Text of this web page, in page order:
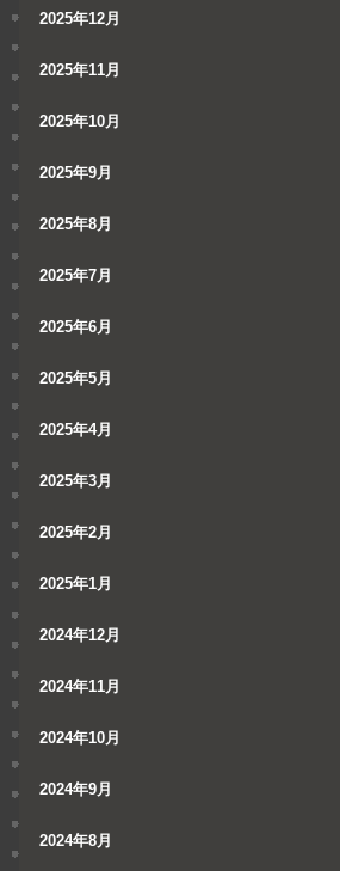
2025年12月
2025年11月
2025年10月
2025年9月
2025年8月
2025年7月
2025年6月
2025年5月
2025年4月
2025年3月
2025年2月
2025年1月
2024年12月
2024年11月
2024年10月
2024年9月
2024年8月